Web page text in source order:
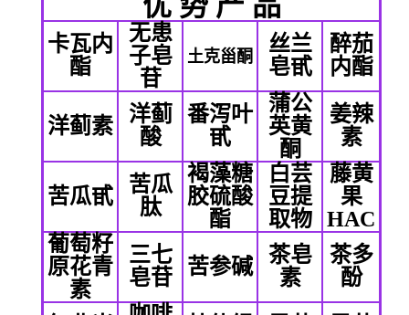
卡瓦内
酯
无患
子皂
苷
土克甾酮
丝兰
皂甙
醉茄
内酯
洋蓟素
洋蓟
酸
番泻叶
甙
蒲公
英黄
酮
姜辣
素
苦瓜甙
苦瓜
肽
褐藻糖
胶硫酸
酯
白芸
豆提
取物
藤黄
果
HAC
葡萄籽
原花青
素
三七
皂苷
苦参碱
茶皂
素
茶多
酚